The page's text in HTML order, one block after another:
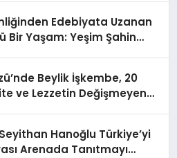
Edebiyata Uzanan
Bir Yaşam: Yeşim Şahin
Beylik İşkembe, 20
ve Lezzetin Değişmeyen
Hanoğlu Türkiye’yi
Arenada Tanıtmayı